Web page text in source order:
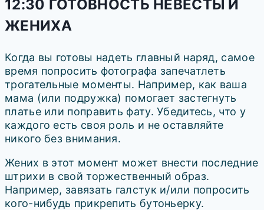
12:30 ГОТОВНОСТЬ НЕВЕСТЫ И
ЖЕНИХА
Когда вы готовы надеть главный наряд, самое
время попросить фотографа запечатлеть
трогательные моменты. Например, как ваша
мама (или подружка) помогает застегнуть
платье или поправить фату. Убедитесь, что у
каждого есть своя роль и не оставляйте
никого без внимания.
Жених в этот момент может внести последние
штрихи в свой торжественный образ.
Например, завязать галстук и/или попросить
кого-нибудь прикрепить бутоньерку.